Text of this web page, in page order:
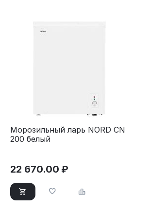
Морозильный ларь NORD CN
200 белый
22 670.00 ₽